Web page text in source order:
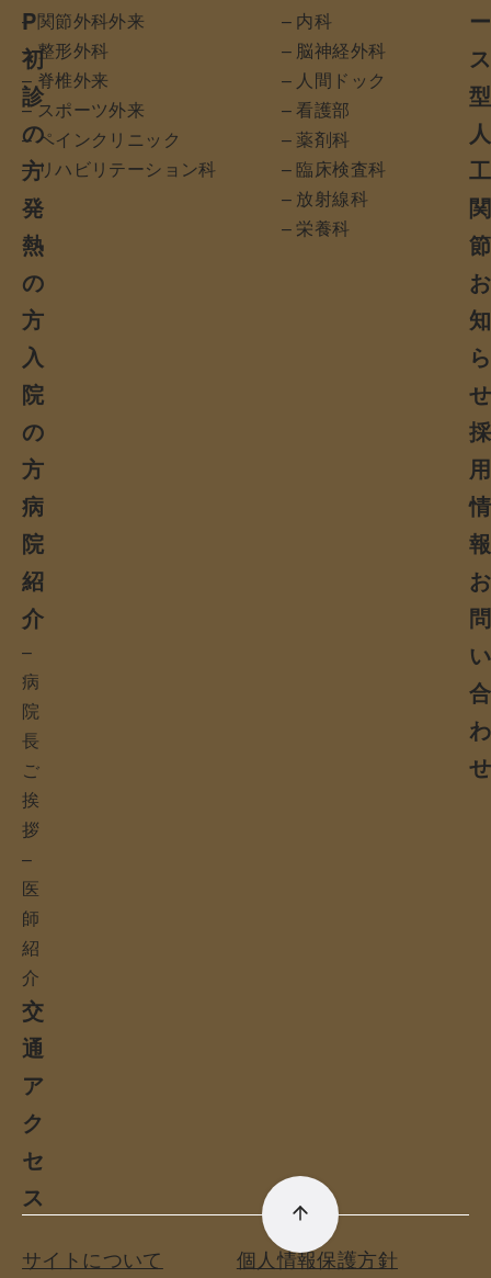
P
初
診
の
方
発
熱
の
方
入
院
の
方
病
院
紹
介
–
病
院
長
ご
挨
拶
–
医
師
紹
介
交
通
ア
ク
セ
ス
– 関節外科外来
– 整形外科
– 脊椎外来
– スポーツ外来
– ペインクリニック
– リハビリテーション科
– 内科
– 脳神経外科
– 人間ドック
– 看護部
– 薬剤科
– 臨床検査科
– 放射線科
– 栄養科
ー
ス
型
人
工
関
節
お
知
ら
せ
採
用
情
報
お
問
い
合
わ
せ
サイトについて
個人情報保護方針